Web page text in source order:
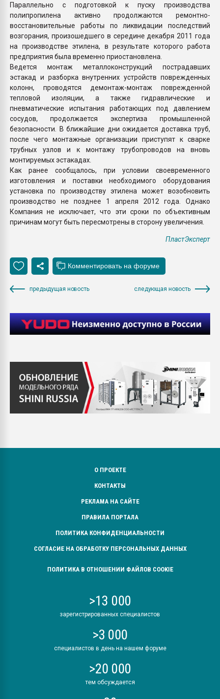
Параллельно с подготовкой к пуску производства
полипропилена активно продолжаются ремонтно-
восстановительные работы по ликвидации последствий
возгорания, произошедшего в середине декабря 2011 года
на производстве этилена, в результате которого работа
предприятия была временно приостановлена.
Ведется монтаж металлоконструкций пострадавших
эстакад и разборка внутренних устройств поврежденных
колонн, проводятся демонтаж-монтаж поврежденной
тепловой изоляции, а также гидравлические и
пневматические испытания работающих под давлением
сосудов, продолжается экспертиза промышленной
безопасности. В ближайшие дни ожидается доставка труб,
после чего монтажные организации приступят к сварке
трубных узлов и к монтажу трубопроводов на вновь
монтируемых эстакадах.
Как ранее сообщалось, при условии своевременного
изготовления и поставки необходимого оборудования
установка по производству этилена может возобновить
производство не позднее 1 апреля 2012 года. Однако
Компания не исключает, что эти сроки по объективным
причинам могут быть пересмотрены в сторону увеличения.
ПластЭксперт
предыдущая новость следующая новость
О ПРОЕКТЕ
КОНТАКТЫ
РЕКЛАМА НА САЙТЕ
ПРАВИЛА ПОРТАЛА
ПОЛИТИКА КОНФИДЕНЦИАЛЬНОСТИ
СОГЛАСИЕ НА ОБРАБОТКУ ПЕРСОНАЛЬНЫХ ДАННЫХ
ПОЛИТИКА В ОТНОШЕНИИ ФАЙЛОВ COOKIE
>13 000
зарегистрированных специалистов
>3 000
специалистов в день на нашем форуме
>20 000
тем обсуждается